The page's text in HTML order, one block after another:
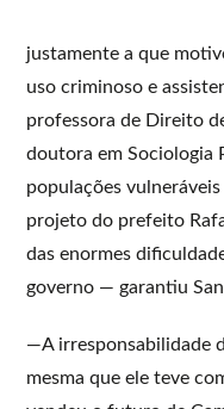
justamente a que
uso criminoso e
professora de Direito
doutora em Sociologia
populações
projeto do prefeito
das enormes
governo — garantiu
—A irresponsabilidade
mesma que ele teve